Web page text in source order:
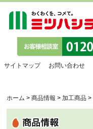
サイトマップ お問い合わせ
ホーム > 商品情報 > 加工商品 >